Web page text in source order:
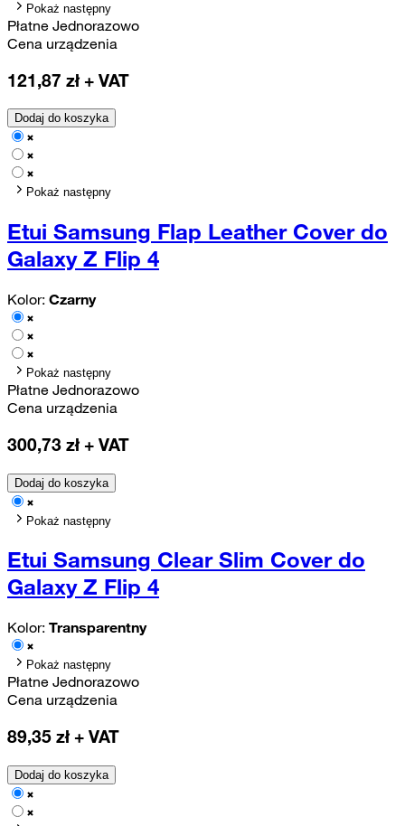
Pokaż następny
Płatne Jednorazowo
Cena urządzenia
121,87 zł + VAT
Dodaj do koszyka
Pokaż następny
Etui Samsung Flap Leather Cover do
Galaxy Z Flip 4
Kolor: Czarny
Pokaż następny
Płatne Jednorazowo
Cena urządzenia
300,73 zł + VAT
Dodaj do koszyka
Pokaż następny
Etui Samsung Clear Slim Cover do
Galaxy Z Flip 4
Kolor: Transparentny
Pokaż następny
Płatne Jednorazowo
Cena urządzenia
89,35 zł + VAT
Dodaj do koszyka